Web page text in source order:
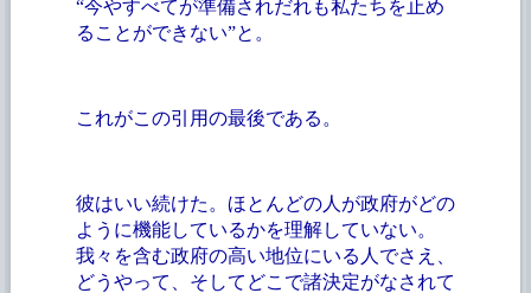
“今やすべてが準備されだれも私たちを止め
ることができない”と。
これがこの引用の最後である。
彼はいい続けた。ほとんどの人が政府がどの
ように機能しているかを理解していない。
我々を含む政府の高い地位にいる人でさえ、
どうやって、そしてどこで諸決定がなされて